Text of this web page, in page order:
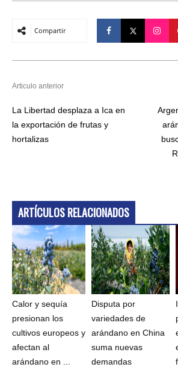
Compartir
Articulo anterior
La Libertad desplaza a Ica en
la exportación de frutas y
hortalizas
ARTÍCULOS RELACIONADOS
Calor y sequía
presionan los
cultivos europeos y
afectan al
arándano en ...
Disputa por
variedades de
arándano en China
suma nuevas
demandas